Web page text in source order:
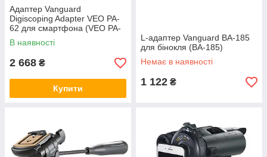
Адаптер Vanguard
Digiscoping Adapter VEO PA-
62 для смартфона (VEO PA-
62)
В наявності
2 668 ₴
Купити
L-адаптер Vanguard BA-185
для бінокля (BA-185)
Немає в наявності
1 122 ₴